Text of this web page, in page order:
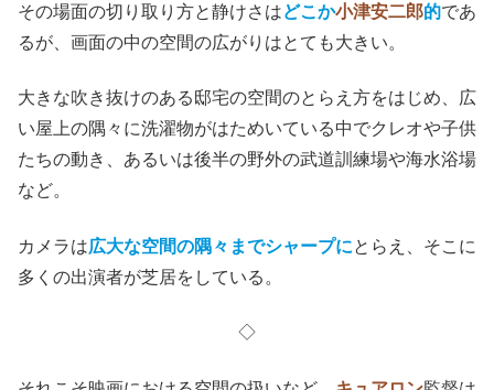
その場面の切り取り方と静けさはどこか小津安二郎的であ
るが、画面の中の空間の広がりはとても大きい。
大きな吹き抜けのある邸宅の空間のとらえ方をはじめ、広
い屋上の隅々に洗濯物がはためいている中でクレオや子供
たちの動き、あるいは後半の野外の武道訓練場や海水浴場
など。
カメラは広大な空間の隅々までシャープにとらえ、そこに
多くの出演者が芝居をしている。
◇